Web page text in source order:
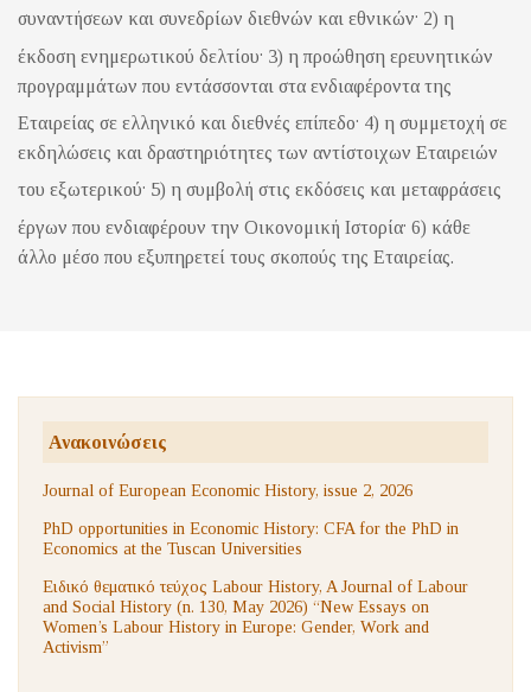
συναντήσεων και συνεδρίων διεθνών και εθνικών. 2) η
έκδοση ενημερωτικού δελτίου. 3) η προώθηση ερευνητικών
προγραμμάτων που εντάσσονται στα ενδιαφέροντα της
Εταιρείας σε ελληνικό και διεθνές επίπεδο. 4) η συμμετοχή σε
εκδηλώσεις και δραστηριότητες των αντίστοιχων Εταιρειών
του εξωτερικού. 5) η συμβολή στις εκδόσεις και μεταφράσεις
έργων που ενδιαφέρουν την Οικονομική Ιστορία. 6) κάθε
άλλο μέσο που εξυπηρετεί τους σκοπούς της Εταιρείας.
Ανακοινώσεις
Journal of European Economic History, issue 2, 2026
PhD opportunities in Economic History: CFA for the PhD in
Economics at the Tuscan Universities
Ειδικό θεματικό τεύχος Labour History, A Journal of Labour
and Social History (n. 130, May 2026) “New Essays on
Women’s Labour History in Europe: Gender, Work and
Activism”